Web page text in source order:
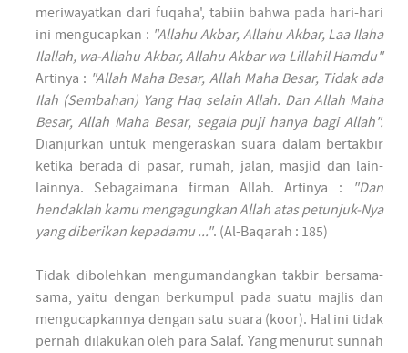
meriwayatkan dari fuqaha', tabiin bahwa pada hari-hari
ini mengucapkan : "Allahu Akbar, Allahu Akbar, Laa Ilaha
Ilallah, wa-Allahu Akbar, Allahu Akbar wa Lillahil Hamdu"
Artinya : "Allah Maha Besar, Allah Maha Besar, Tidak ada
Ilah (Sembahan) Yang Haq selain Allah. Dan Allah Maha
Besar, Allah Maha Besar, segala puji hanya bagi Allah".
Dianjurkan untuk mengeraskan suara dalam bertakbir
ketika berada di pasar, rumah, jalan, masjid dan lain-
lainnya. Sebagaimana firman Allah. Artinya :
"Dan
hendaklah kamu mengagungkan Allah atas petunjuk-Nya
yang diberikan kepadamu ...". (Al-Baqarah : 185)
Tidak dibolehkan mengumandangkan takbir bersama-
sama, yaitu dengan berkumpul pada suatu majlis dan
mengucapkannya dengan satu suara (koor). Hal ini tidak
pernah dilakukan oleh para Salaf. Yang menurut sunnah